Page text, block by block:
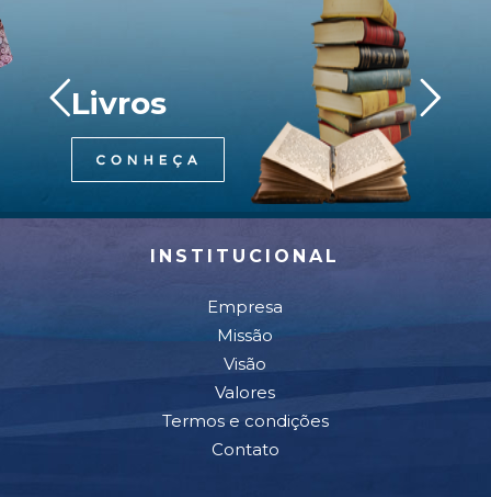
Livros
INSTITUCIONAL
Empresa
Missão
Visão
Valores
Termos e condições
Contato